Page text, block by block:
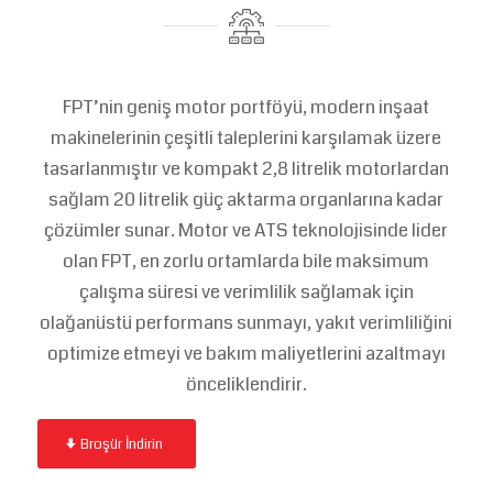
FPT’nin geniş motor portföyü, modern inşaat
makinelerinin çeşitli taleplerini karşılamak üzere
tasarlanmıştır ve kompakt 2,8 litrelik motorlardan
sağlam 20 litrelik güç aktarma organlarına kadar
çözümler sunar. Motor ve ATS teknolojisinde lider
olan FPT, en zorlu ortamlarda bile maksimum
çalışma süresi ve verimlilik sağlamak için
olağanüstü performans sunmayı, yakıt verimliliğini
optimize etmeyi ve bakım maliyetlerini azaltmayı
önceliklendirir.
Broşür İndirin